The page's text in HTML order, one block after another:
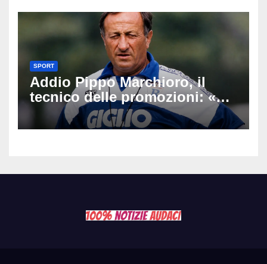
SPORT
Addio Pippo Marchioro, il
tecnico delle promozioni: «Ha
scritto pagine indimenticabili
del nostro calcio»